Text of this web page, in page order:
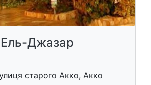
Джазар
старого Акко, Акко